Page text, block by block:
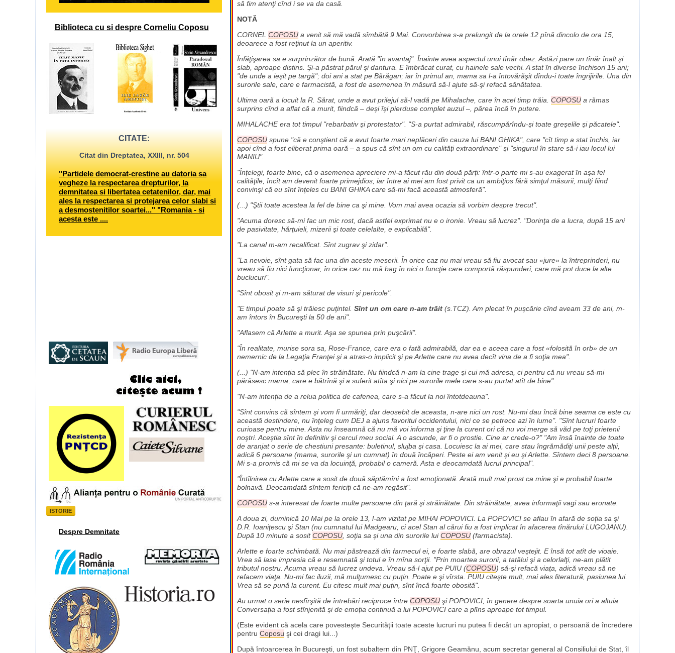
să fim atenţi cînd i se va da casă.
NOTĂ
CORNEL COPOSU a venit să mă vadă sîmbătă 9 Mai. Convorbirea s-a prelungit de la orele 12 pînă dincolo de ora 15,
deoarece a fost reţinut la un aperitiv.
Înfăţişarea sa e surprinzător de bună. Arată "în avantaj". Înainte avea aspectul unui tînăr obez. Astăzi pare un tînăr înalt şi
slab, aproape distins. Şi-a păstrat părul şi dantura. E îmbrăcat curat, cu hainele sale vechi. A stat în diverse închisori 15 ani;
"de unde a ieşit pe targă"; doi ani a stat pe Bărăgan; iar în primul an, mama sa l-a întovărăşit dîndu-i toate îngrijirile. Una din
surorile sale, care e farmacistă, a fost de asemenea în măsură să-l ajute să-şi refacă sănătatea.
Ultima oară a locuit la R. Sărat, unde a avut prilejul să-l vadă pe Mihalache, care în acel timp trăia. COPOSU a rămas
surprins cînd a aflat că a murit, fiindcă – deşi îşi pierduse complet auzul –, părea încă în putere.
MIHALACHE era tot timpul "rebarbativ şi protestator". "S-a purtat admirabil, răscumpărîndu-şi toate greşelile şi păcatele".
COPOSU spune "că e conştient că a avut foarte mari neplăceri din cauza lui BANI GHIKA", care "cît timp a stat închis, iar
apoi cînd a fost eliberat prima oară – a spus că sînt un om cu calităţi extraordinare" şi "singurul în stare să-i iau locul lui
MANIU".
"Înţelegi, foarte bine, că o asemenea apreciere mi-a făcut rău din două părţi: într-o parte mi s-au exagerat în aşa fel
calităţile, încît am devenit foarte primejdios, iar între ai mei am fost privit ca un ambiţios fără simţul măsurii, mulţi fiind
convinşi că eu sînt înţeles cu BANI GHIKA care să-mi facă această atmosferă".
(...) "Ştii toate acestea la fel de bine ca şi mine. Vom mai avea ocazia să vorbim despre trecut".
"Acuma doresc să-mi fac un mic rost, dacă astfel exprimat nu e o ironie. Vreau să lucrez". "Dorinţa de a lucra, după 15 ani
de pasivitate, hărţuieli, mizerii şi toate celelalte, e explicabilă".
"La canal m-am recalificat. Sînt zugrav şi zidar".
"La nevoie, sînt gata să fac una din aceste meserii. În orice caz nu mai vreau să fiu avocat sau «jure» la întreprinderi, nu
vreau să fiu nici funcţionar, în orice caz nu mă bag în nici o funcţie care comportă răspunderi, care mă pot duce la alte
buclucuri".
"Sînt obosit şi m-am săturat de visuri şi pericole".
"E timpul poate să şi trăiesc puţintel. Sînt un om care n-am trăit (s.TCZ). Am plecat în puşcărie cînd aveam 33 de ani, m-
am întors în Bucureşti la 50 de ani".
"Aflasem că Arlette a murit. Aşa se spunea prin puşcării".
"În realitate, murise sora sa, Rose-France, care era o fată admirabilă, dar ea e aceea care a fost «folosită în orb» de un
nemernic de la Legaţia Franţei şi a atras-o implicit şi pe Arlette care nu avea decît vina de a fi soţia mea".
(...) "N-am intenţia să plec în străinătate. Nu fiindcă n-am la cine trage şi cui mă adresa, ci pentru că nu vreau să-mi
părăsesc mama, care e bătrînă şi a suferit atîta şi nici pe surorile mele care s-au purtat atît de bine".
"N-am intenţia de a relua politica de cafenea, care s-a făcut la noi întotdeauna".
"Sînt convins că sîntem şi vom fi urmăriţi, dar deosebit de aceasta, n-are nici un rost. Nu-mi dau încă bine seama ce este cu
această destindere, nu înţeleg cum DEJ a ajuns favoritul occidentului, nici ce se petrece azi în lume". "Sînt lucruri foarte
curioase pentru mine. Asta nu înseamnă că nu mă voi informa şi ţine la curent ori că nu voi merge să văd pe toţi prietenii
noştri. Aceştia sînt în definitiv şi cercul meu social. A o ascunde, ar fi o prostie. Cine ar crede-o?" "Am însă înainte de toate
de aranjat o serie de chestiuni presante: buletinul, slujba şi casa. Locuiesc la ai mei, care stau îngrămădiţi unii peste alţii,
adică 6 persoane (mama, surorile şi un cumnat) în două încăperi. Peste ei am venit şi eu şi Arlette. Sîntem deci 8 persoane.
Mi s-a promis că mi se va da locuinţă, probabil o cameră. Asta e deocamdată lucrul principal".
"Întîlnirea cu Arlette care a sosit de două săptămîni a fost emoţionată. Arată mult mai prost ca mine şi e probabil foarte
bolnavă. Deocamdată sîntem fericiţi că ne-am regăsit".
COPOSU s-a interesat de foarte multe persoane din ţară şi străinătate. Din străinătate, avea informaţii vagi sau eronate.
A doua zi, duminică 10 Mai pe la orele 13, l-am vizitat pe MIHAI POPOVICI. La POPOVICI se aflau în afară de soţia sa şi
D.R. Ioaniţescu şi Stan (nu cumnatul lui Madgearu, ci acel Stan al cărui fiu a fost implicat în afacerea tînărului LUGOJANU).
După 10 minute a sositCOPOSU , soţia sa şi una din surorile luiCOPOSU (farmacista).
Arlette e foarte schimbată. Nu mai păstrează din farmecul ei, e foarte slabă, are obrazul veştejit. E însă tot atît de vioaie.
Vrea să lase impresia că e resemnată şi totul e în mîna sorţii. "Prin moartea surorii, a tatălui şi a celorlalţi, ne-am plătit
tributul nostru. Acuma vreau să lucrez undeva. Vreau să-l ajut pe PUIU (COPOSU) să-şi refacă viaţa, adică vreau să ne
refacem viaţa. Nu-mi fac iluzii, mă mulţumesc cu puţin. Poate e şi vîrsta. PUIU citeşte mult, mai ales literatură, pasiunea lui.
Vrea să se pună la curent. Eu citesc mult mai puţin, sînt încă foarte obosită".
Au urmat o serie nesfîrşită de întrebări reciproce între COPOSU şi POPOVICI, în genere despre soarta unuia ori a altuia.
Conversaţia a fost stînjenită şi de emoţia continuă a lui POPOVICI care a plîns aproape tot timpul.
(Este evident că acela care povesteşte Securităţii toate aceste lucruri nu putea fi decât un apropiat, o persoană de încredere
pentru Coposu şi cei dragi lui...)
După întoarcerea în Bucureşti, un fost subaltern din PNŢ, Grigore Geamănu, acum secretar general al Consiliului de Stat, îl
Biblioteca cu si despre Corneliu Coposu
CITATE:
Citat din Dreptatea, XXIII, nr. 504
"Partidele democrat-crestine au datoria sa
vegheze la respectarea drepturilor, la
demnitatea si libertatea cetatenilor, dar, mai
ales la respectarea si protejarea celor slabi si
a desmostenitilor soartei..." "Romania - si
acesta este ....
ISTORIE
Despre Demnitate